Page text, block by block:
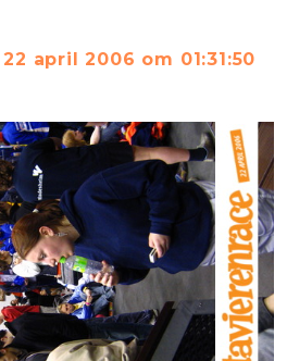
22 april 2006 om 01:31:50